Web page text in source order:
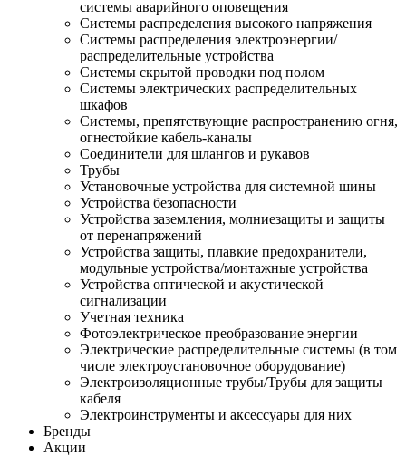
системы аварийного оповещения
Системы распределения высокого напряжения
Системы распределения электроэнергии/
распределительные устройства
Системы скрытой проводки под полом
Системы электрических распределительных
шкафов
Системы, препятствующие распространению огня,
огнестойкие кабель-каналы
Соединители для шлангов и рукавов
Трубы
Установочные устройства для системной шины
Устройства безопасности
Устройства заземления, молниезащиты и защиты
от перенапряжений
Устройства защиты, плавкие предохранители,
модульные устройства/монтажные устройства
Устройства оптической и акустической
сигнализации
Учетная техника
Фотоэлектрическое преобразование энергии
Электрические распределительные системы (в том
числе электроустановочное оборудование)
Электроизоляционные трубы/Трубы для защиты
кабеля
Электроинструменты и аксессуары для них
Бренды
Акции